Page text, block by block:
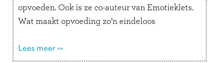
opvoeden. Ook is ze co-auteur van Emotieklets.
Wat maakt opvoeding zo’n eindeloos
verschillende opvoedstijlen en …
Lees meer >>